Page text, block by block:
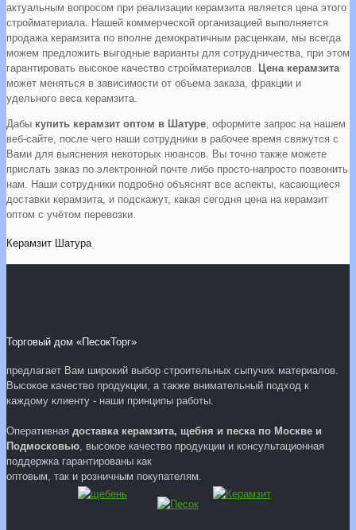
актуальным вопросом при реализации керамзита является цена этого
стройматериала. Нашей коммерческой организацией выполняется
продажа керамзита по вполне демократичным расценкам, мы всегда
можем предложить выгодные варианты для сотрудничества, при этом
гарантировать высокое качество стройматериалов.
Цена керамзита
может меняться в зависимости от объема заказа, фракции и
удельного веса керамзита.
Дабы купить керамзит оптом в Шатуре , оформите запрос на нашем
веб-сайте, после чего наши сотрудники в рабочее время свяжутся с
Вами для выяснения некоторых нюансов. Вы точно также можете
прислать заказ по электронной почте либо просто-напросто позвонить
нам. Наши сотрудники подробно объяснят все аспекты, касающиеся
доставки керамзита, и подскажут, какая сегодня цена на керамзит
оптом с учётом перевозки.
Керамзит Шатура
Торговый дом «ПесокТорг»
предлагает Вам широкий выбор строительных сыпучих материалов.
Высокое качество продукции, а также внимательный подход к
каждому клиенту - наши принципы работы.
Оперативная доставка керамзита, щебня и песка по Москве и
Подмосковью, высокое качество продукции и консультационная
поддержка гарантированы как
оптовым, так и розничным покупателям.